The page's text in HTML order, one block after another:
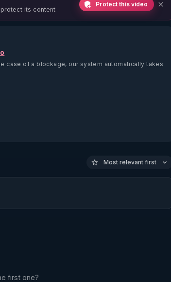
its content
Protect this video
case of a blockage, our system automatically takes
Most relevant first
first one?